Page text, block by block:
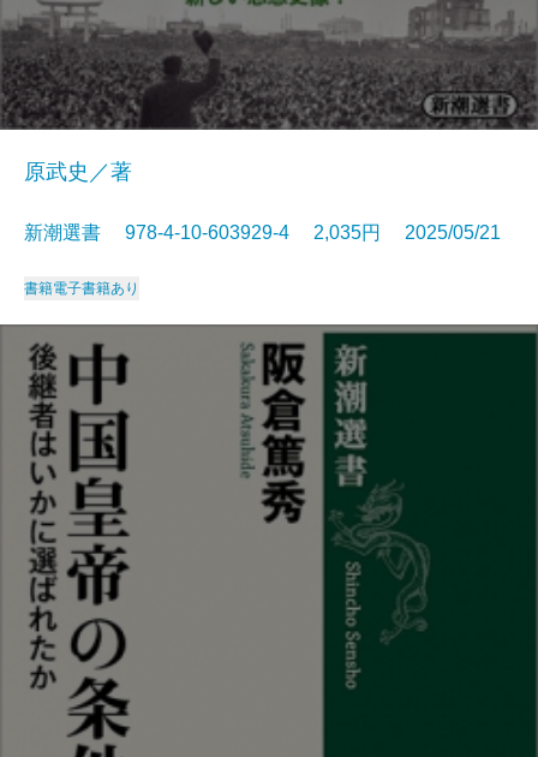
原武史／著
新潮選書 978-4-10-603929-4 2,035円 2025/05/21
書籍電子書籍あり